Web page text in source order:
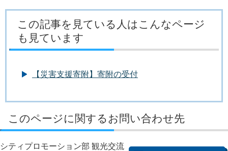
この記事を見ている人はこんなページ
も見ています
【災害支援寄附】寄附の受付
このページに関するお問い合わせ先
シティプロモーション部 観光交流